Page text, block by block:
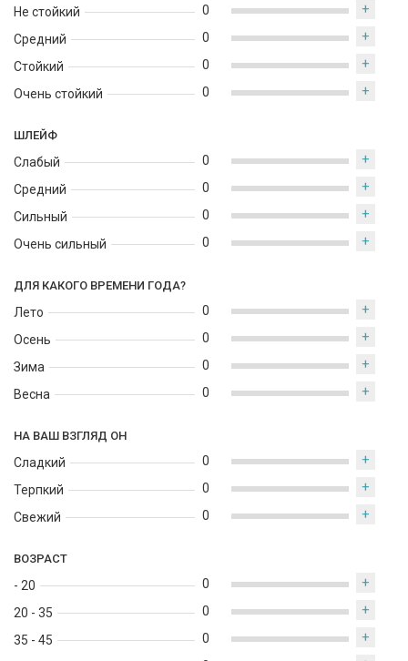
Не стойкий
Средний
Стойкий
Очень стойкий
0 +
0 +
0 +
0 +
ШЛЕЙФ
Слабый
Средний
Сильный
Очень сильный
0 +
0 +
0 +
0 +
ДЛЯ КАКОГО ВРЕМЕНИ ГОДА?
Лето
Осень
Зима
Весна
0 +
0 +
0 +
0 +
НА ВАШ ВЗГЛЯД ОН
Сладкий
Терпкий
Свежий
0 +
0 +
0 +
ВОЗРАСТ
- 20
20 - 35
35 - 45
0 +
0 +
0 +